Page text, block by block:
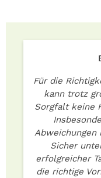
Für die
kann trotz
Sorgfalt keine
Abweichungen
Sicher
erfolgreicher
die richtige